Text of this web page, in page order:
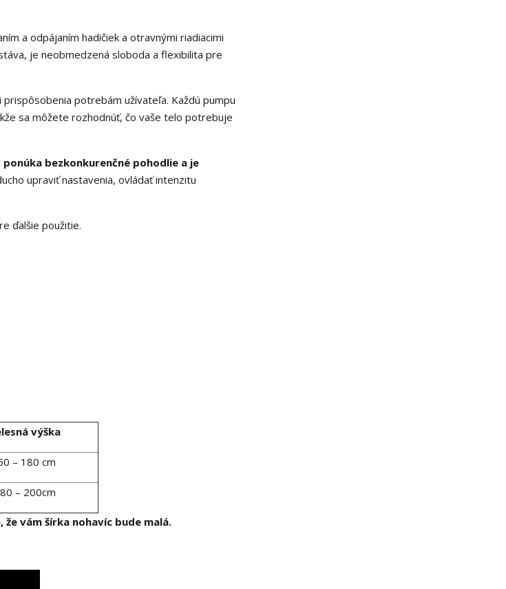
X!
a odpájaním hadičiek a otravnými riadiacimi
je neobmedzená sloboda a flexibilita pre
potrebám užívateľa. Každú pumpu
sa môžete rozhodnúť, čo vaše telo potrebuje
bezkonkurenčné pohodlie a je
upraviť nastavenia, ovládať intenzitu
ďalšie použitie.
výška
– 180 cm
– 200cm
vám šírka nohavíc bude malá.